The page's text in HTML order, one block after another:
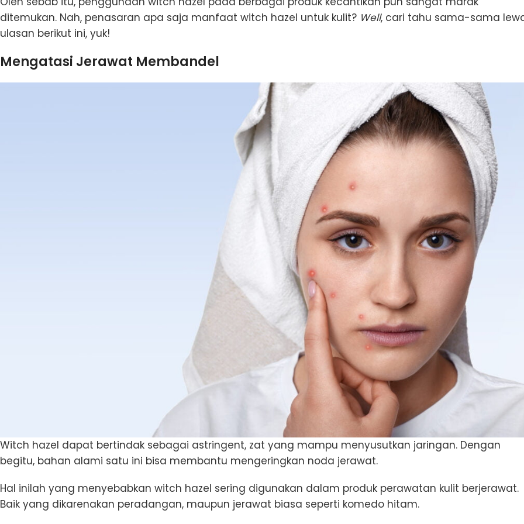
ditemukan. Nah, penasaran apa saja manfaat witch hazel untuk kulit? Well, cari tahu sama-sama
ulasan berikut ini, yuk!
Mengatasi Jerawat Membandel
Witch hazel dapat bertindak sebagai astringent, zat yang mampu menyusutkan jaringan. Dengan
begitu, bahan alami satu ini bisa membantu mengeringkan noda jerawat.
Hal inilah yang menyebabkan witch hazel sering digunakan dalam produk perawatan kulit berjerawat.
Baik yang dikarenakan peradangan, maupun jerawat biasa seperti komedo hitam.